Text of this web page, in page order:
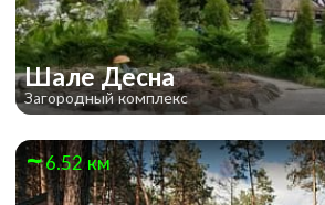
Шале Десна
Загородный комплекс
6.52 км